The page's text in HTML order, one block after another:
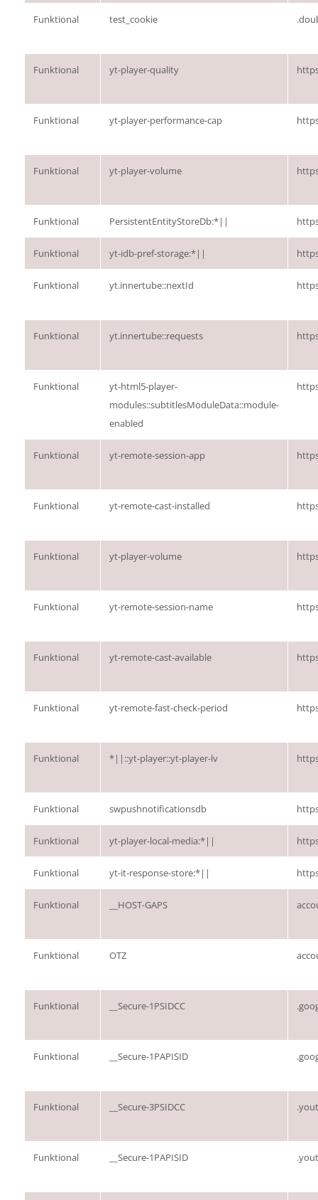
Funktional test_cookie
Funktional yt-player-quality
Funktional yt-player-performance-cap
Funktional yt-player-volume
Funktional PersistentEntityStoreDb:*||
Funktional yt-idb-pref-storage:*||
Funktional yt.innertube::nextId
Funktional yt.innertube::requests
Funktional
yt-html5-player-
modules::subtitlesModuleData::module-
enabled
Funktional yt-remote-session-app
Funktional yt-remote-cast-installed
Funktional yt-player-volume
Funktional yt-remote-session-name
Funktional yt-remote-cast-available
Funktional yt-remote-fast-check-period
Funktional *||::yt-player::yt-player-lv
Funktional swpushnotificationsdb
Funktional yt-player-local-media:*||
Funktional yt-it-response-store:*||
Funktional __HOST-GAPS
Funktional OTZ
Funktional __Secure-1PSIDCC
Funktional __Secure-1PAPISID
Funktional __Secure-3PSIDCC
Funktional __Secure-1PAPISID